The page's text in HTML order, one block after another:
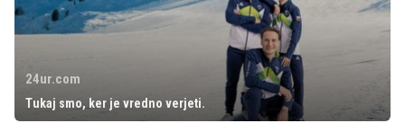
24ur.com
Tukaj smo, ker je vredno verjeti.